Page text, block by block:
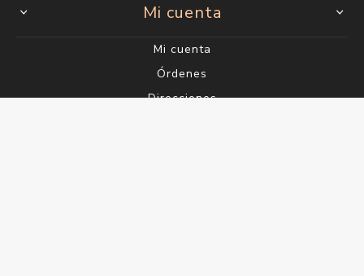
Mi cuenta
Mi cuenta
Órdenes
Direcciones